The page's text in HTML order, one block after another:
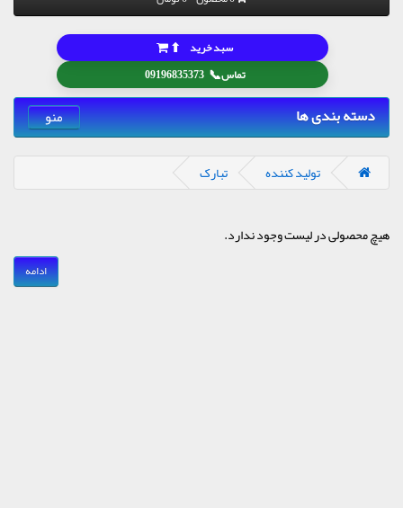
تماس📞
09196835373
سبد خرید ⬆
دسته بندی ها منو
تولید کننده تبارک
هیچ محصولی در لیست وجود ندارد.
ادامه